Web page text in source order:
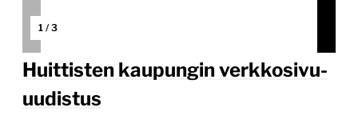
1 / 3
Huittisten kaupungin verkkosivu-
uudistus